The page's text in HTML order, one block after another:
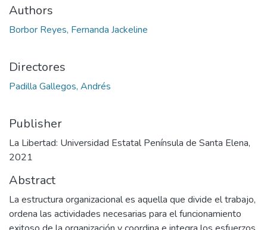
Authors
Borbor Reyes, Fernanda Jackeline
Directores
Padilla Gallegos, Andrés
Publisher
La Libertad: Universidad Estatal Península de Santa Elena,
2021
Abstract
La estructura organizacional es aquella que divide el trabajo,
ordena las actividades necesarias para el funcionamiento